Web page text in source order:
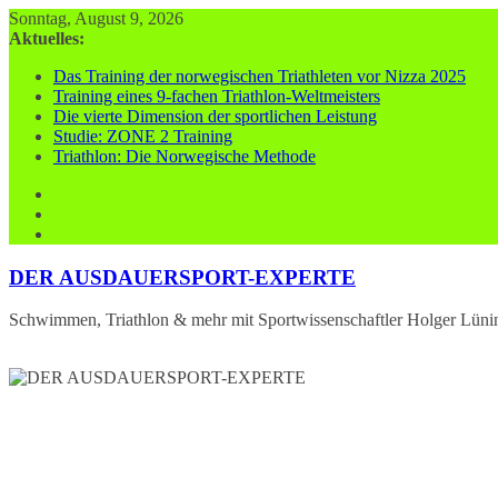
Zum
Inhalt
Sonntag, August 9, 2026
Aktuelles:
Das Training der norwegischen Triathleten vor Nizza 2025
Training eines 9-fachen Triathlon-Weltmeisters
Die vierte Dimension der sportlichen Leistung
Studie: ZONE 2 Training
Triathlon: Die Norwegische Methode
DER AUSDAUERSPORT-EXPERTE
Schwimmen, Triathlon & mehr mit Sportwissenschaftler Holger